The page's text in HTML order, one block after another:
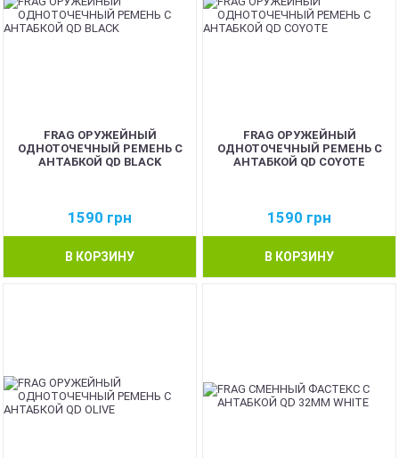
FRAG ОРУЖЕЙНЫЙ
ОДНОТОЧЕЧНЫЙ РЕМЕНЬ С
АНТАБКОЙ QD BLACK
1590 грн
В КОРЗИНУ
FRAG ОРУЖЕЙНЫЙ
ОДНОТОЧЕЧНЫЙ РЕМЕНЬ С
АНТАБКОЙ QD COYOTE
1590 грн
В КОРЗИНУ